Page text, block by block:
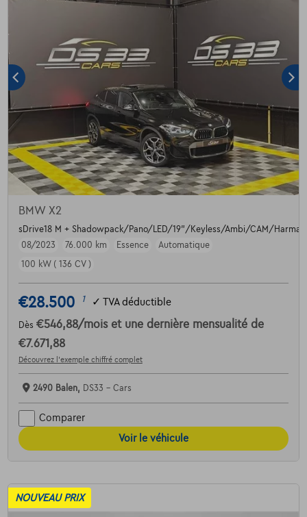
BMW X2
sDrive18 M + Shadowpack/Pano/LED/19"/Keyless/Ambi/CAM/
08/2023
76.000 km Essence
Automatique
100 kW ( 136 CV )
€28.500 1 ✓ TVA déductible
Dès €546,88/mois et une dernière mensualité de
€7.671,88
Découvrez l’exemple chiffré complet
2490 Balen, DS33 - Cars
Comparer
Voir le véhicule
NOUVEAU PRIX